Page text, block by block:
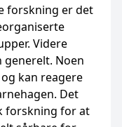
forskning er det
Videre
Noen
kan reagere
Det
forskning for at